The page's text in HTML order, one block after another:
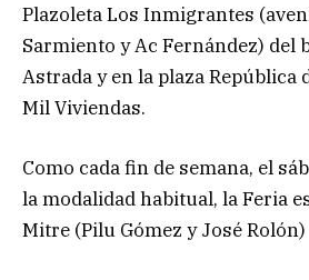
Plazoleta Los Inmigrantes
Sarmiento y Ac Fernández) del
Astrada y en la plaza República
Mil Viviendas.
Como cada fin de semana, el
la modalidad habitual, la Feria
Mitre (Pilu Gómez y José Rolón)